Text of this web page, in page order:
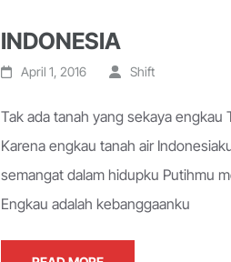
INDONESIA
April 1, 2016 Shift
Tak ada tanah yang sekaya engkau
Karena engkau tanah air
semangat dalam hidupku
Engkau adalah